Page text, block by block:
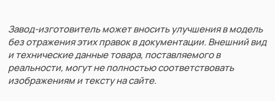
Завод-изготовитель может вносить улучшения в модель
без отражения этих правок в документации. Внешний вид
и технические данные товара, поставляемого в
реальности, могут не полностью соответствовать
изображениям и тексту на сайте.